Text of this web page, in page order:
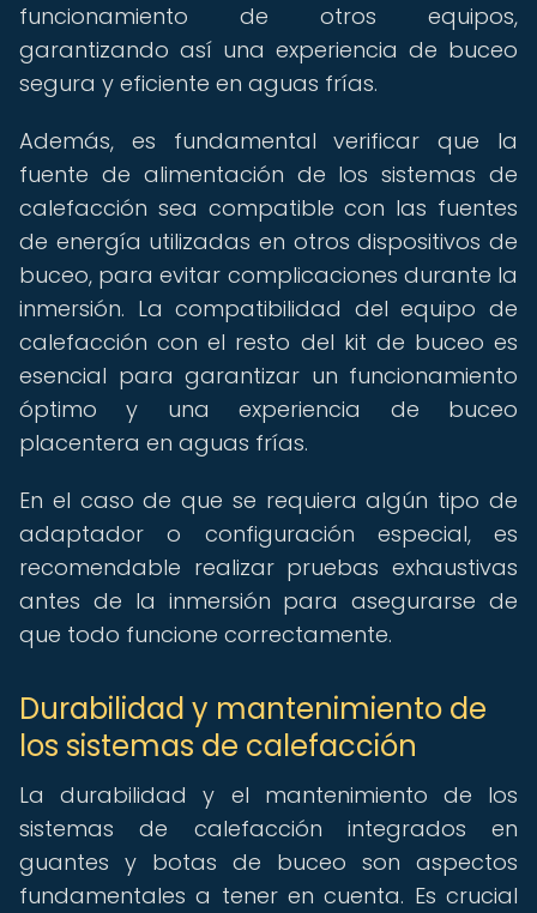
funcionamiento de otros equipos,
garantizando así una experiencia de buceo
segura y eficiente en aguas frías.
Además, es fundamental verificar que la
fuente de alimentación de los sistemas de
calefacción sea compatible con las fuentes
de energía utilizadas en otros dispositivos de
buceo, para evitar complicaciones durante la
inmersión. La compatibilidad del equipo de
calefacción con el resto del kit de buceo es
esencial para garantizar un funcionamiento
óptimo y una experiencia de buceo
placentera en aguas frías.
En el caso de que se requiera algún tipo de
adaptador o configuración especial, es
recomendable realizar pruebas exhaustivas
antes de la inmersión para asegurarse de
que todo funcione correctamente.
Durabilidad y mantenimiento de
los sistemas de calefacción
La durabilidad y el mantenimiento de los
sistemas de calefacción integrados en
guantes y botas de buceo son aspectos
fundamentales a tener en cuenta. Es crucial